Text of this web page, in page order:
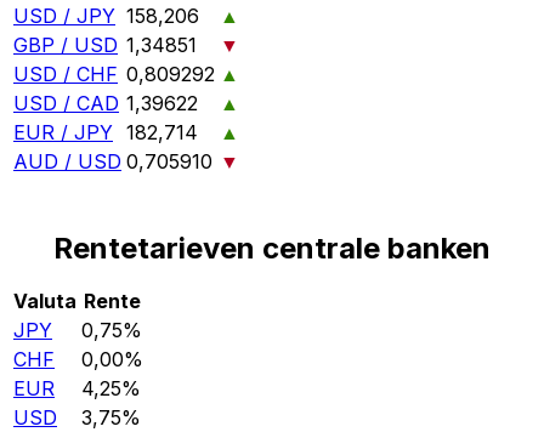
USD / JPY 158,206
▲
GBP / USD 1,34851
▼
USD / CHF 0,809292 ▲
USD / CAD 1,39622
▲
EUR / JPY 182,714
▲
AUD / USD 0,705910 ▼
Rentetarieven centrale banken
Valuta Rente
JPY
0,75%
CHF
0,00%
EUR
4,25%
USD
3,75%